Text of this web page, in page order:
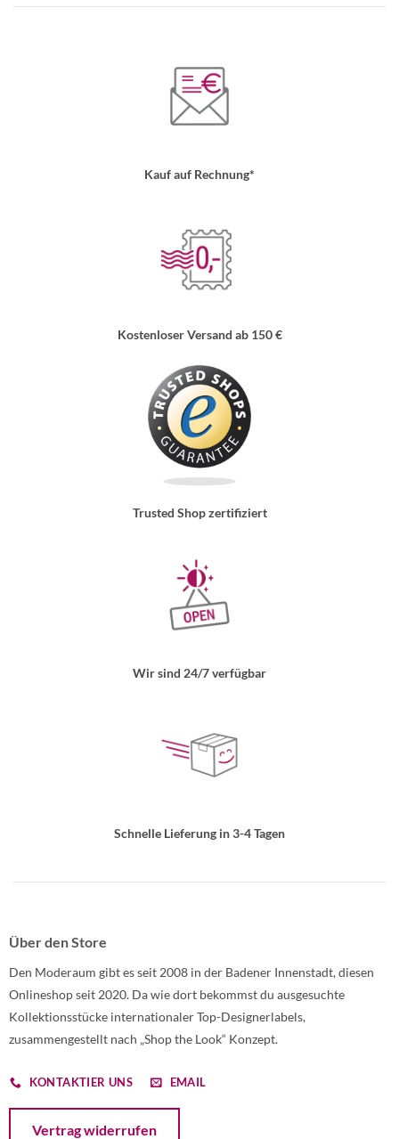
Kauf auf Rechnung*
Kostenloser Versand ab 150 €
Trusted Shop zertifiziert
Wir sind 24/7 verfügbar
Schnelle Lieferung in 3-4 Tagen
Über den Store
Den Moderaum gibt es seit 2008 in der Badener Innenstadt, diesen
Onlineshop seit 2020. Da wie dort bekommst du ausgesuchte
Kollektionsstücke internationaler Top-Designerlabels,
zusammengestellt nach „Shop the Look“ Konzept.
KONTAKTIER UNS EMAIL
Vertrag widerrufen